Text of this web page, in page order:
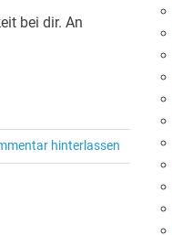
bei dir. An
hinterlassen